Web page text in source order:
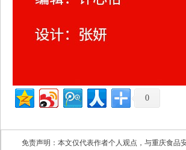
0
免责声明：本文仅代表作者个人观点，与重庆食品